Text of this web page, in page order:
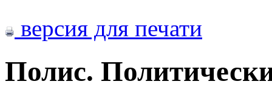
версия для печати
Полис.